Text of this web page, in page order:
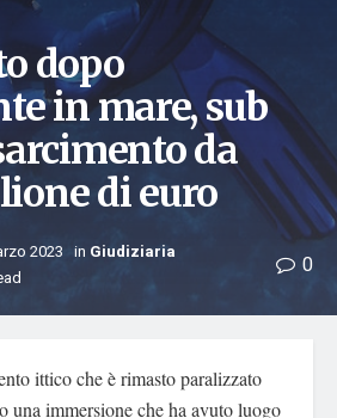
dopo
in mare, sub
da
di euro
2023 in Giudiziaria
0
ittico che è rimasto paralizzato
una immersione che ha avuto luogo